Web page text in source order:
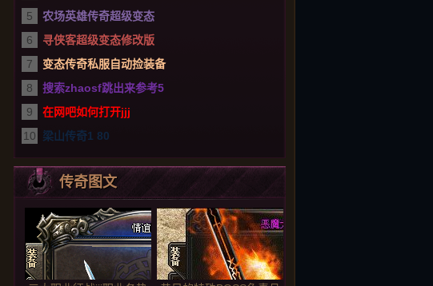
5
农场英雄传奇超级变态
6
寻侠客超级变态修改版
7
变态传奇私服自动捡装备
8
搜索zhaosf跳出来参考5
9
在网吧如何打开jjj
10
梁山传奇1 80
传奇图文